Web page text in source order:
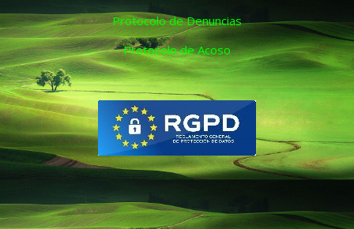
Protocolo de Denuncias
Protocolo de Acoso